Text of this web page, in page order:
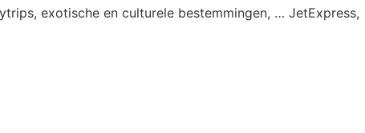
exotische en culturele bestemmingen, … JetExpress,